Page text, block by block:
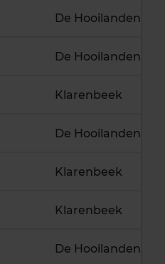
U
V
De Hooilanden
De Hooilanden
Klarenbeek
De Hooilanden
Klarenbeek
Klarenbeek
De Hooilanden